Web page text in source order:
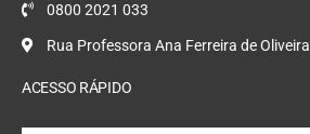
0800 2021 033
Rua Professora Ana Ferreira de
ACESSO RÁPIDO